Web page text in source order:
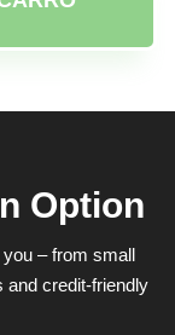
Option
– from small
and credit-friendly